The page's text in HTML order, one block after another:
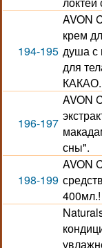
194-195
AVON
крем
душа
для
КАКАО.
196-197
AVON
сны".
198-199
AVON